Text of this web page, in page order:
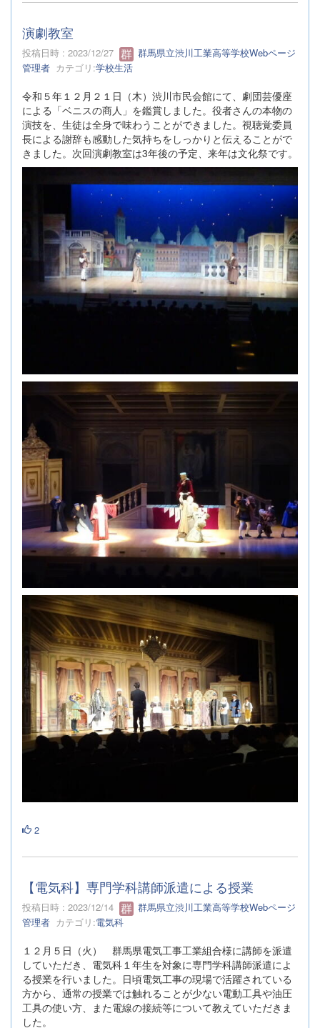
演劇教室
投稿日時 : 2023/12/27
群馬県立渋川工業高等学校Webページ
管理者 カテゴリ:学校生活
令和５年１２月２１日（木）渋川市民会館にて、劇団芸優座
による「ベニスの商人」を鑑賞しました。役者さんの本物の
演技を、生徒は全身で味わうことができました。視聴覚委員
長による謝辞も感動した気持ちをしっかりと伝えることがで
きました。次回演劇教室は3年後の予定、来年は文化祭です。
2
【電気科】専門学科講師派遣による授業
投稿日時 : 2023/12/14
群馬県立渋川工業高等学校Webページ
管理者 カテゴリ:電気科
１２月５日（火） 群馬県電気工事工業組合様に講師を派遣
していただき、電気科１年生を対象に専門学科講師派遣によ
る授業を行いました。日頃電気工事の現場で活躍されている
方から、通常の授業では触れることが少ない電動工具や油圧
工具の使い方、また電線の接続等について教えていただきま
した。